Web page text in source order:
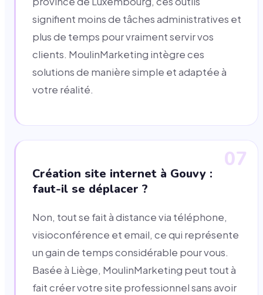
signifient moins de tâches administratives et
plus de temps pour vraiment servir vos
clients. MoulinMarketing intègre ces
solutions de manière simple et adaptée à
votre réalité.
07
Création site internet à Gouvy :
faut-il se déplacer ?
Non, tout se fait à distance via téléphone,
visioconférence et email, ce qui représente
un gain de temps considérable pour vous.
Basée à Liège, MoulinMarketing peut tout à
fait créer votre site professionnel sans avoir